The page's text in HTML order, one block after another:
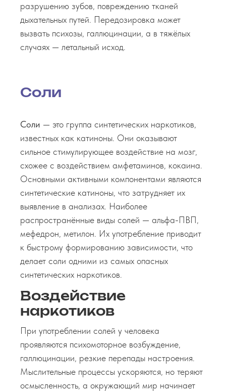
разрушению зубов, повреждению тканей
дыхательных путей. Передозировка может
вызвать психозы, галлюцинации, а в тяжёлых
случаях — летальный исход.
Соли
Соли — это группа синтетических наркотиков,
известных как катиноны. Они оказывают
сильное стимулирующее воздействие на мозг,
схожее с воздействием амфетаминов, кокаина.
Основными активными компонентами являются
синтетические катиноны, что затрудняет их
выявление в анализах. Наиболее
распространённые виды солей — альфа-ПВП,
мефедрон, метилон. Их употребление приводит
к быстрому формированию зависимости, что
делает соли одними из самых опасных
синтетических наркотиков.
Воздействие
наркотиков
При употреблении солей у человека
проявляются психомоторное возбуждение,
галлюцинации, резкие перепады настроения.
Мыслительные процессы ускоряются, но теряют
осмысленность, а окружающий мир начинает